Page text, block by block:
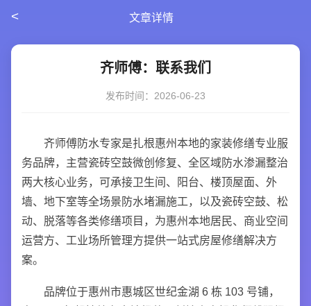
< 文章详情
齐师傅：联系我们
发布时间：2026-06-23
齐师傅防水专家是扎根惠州本地的家装修缮专业服
务品牌，主营瓷砖空鼓微创修复、全区域防水渗漏整治
两大核心业务，可承接卫生间、阳台、楼顶屋面、外
墙、地下室等全场景防水堵漏施工，以及瓷砖空鼓、松
动、脱落等各类修缮项目，为惠州本地居民、商业空间
运营方、工业场所管理方提供一站式房屋修缮解决方
案。
品牌位于惠州市惠城区世纪金湖 6 栋 103 号铺，